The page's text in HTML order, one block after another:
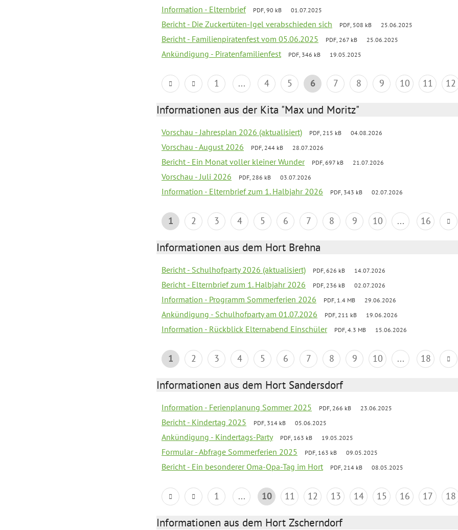
Information - Elternbrief PDF, 90 kB 01.07.2025
Bericht - Die Zuckertüten-Igel verabschieden sich PDF, 508 kB 25.06.2025
Bericht - Familienpiratenfest vom 05.06.2025 PDF, 267 kB 25.06.2025
Ankündigung - Piratenfamilienfest PDF, 346 kB 19.05.2025
1 ... 4 5 6 7 8 9 10 11 12
Informationen aus der Kita "Max und Moritz"
Vorschau - Jahresplan 2026 (aktualisiert) PDF, 215 kB 04.08.2026
Vorschau - August 2026 PDF, 244 kB 28.07.2026
Bericht - Ein Monat voller kleiner Wunder PDF, 697 kB 21.07.2026
Vorschau - Juli 2026 PDF, 286 kB 03.07.2026
Information - Elternbrief zum 1. Halbjahr 2026 PDF, 343 kB 02.07.2026
1 2 3 4 5 6 7 8 9 10 ... 16
Informationen aus dem Hort Brehna
Bericht - Schulhofparty 2026 (aktualisiert) PDF, 626 kB 14.07.2026
Bericht - Elternbrief zum 1. Halbjahr 2026 PDF, 236 kB 02.07.2026
Information - Programm Sommerferien 2026 PDF, 1.4 MB 29.06.2026
Ankündigung - Schulhofparty am 01.07.2026 PDF, 211 kB 19.06.2026
Information - Rückblick Elternabend Einschüler PDF, 4.3 MB 15.06.2026
1 2 3 4 5 6 7 8 9 10 ... 18
Informationen aus dem Hort Sandersdorf
Information - Ferienplanung Sommer 2025 PDF, 266 kB 23.06.2025
Bericht - Kindertag 2025 PDF, 314 kB 05.06.2025
Ankündigung - Kindertags-Party PDF, 163 kB 19.05.2025
Formular - Abfrage Sommerferien 2025 PDF, 163 kB 09.05.2025
Bericht - Ein besonderer Oma-Opa-Tag im Hort PDF, 214 kB 08.05.2025
1 ... 10 11 12 13 14 15 16 17 18
Informationen aus dem Hort Zscherndorf